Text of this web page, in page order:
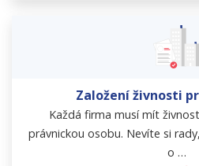
Založení živnosti
Každá firma musí mít
právnickou osobu. Nevíte si
o …